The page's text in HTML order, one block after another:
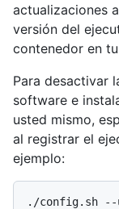
actualizaciones
versión del
contenedor en
Para desactivar
software e
usted mismo,
al registrar el
ejemplo:
./config.sh --